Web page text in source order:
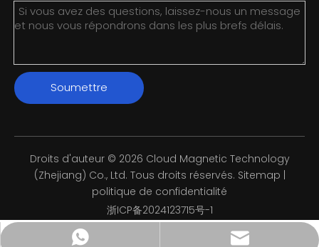
Soumettre
Droits d'auteur © 2026 Cloud Magnetic Technology
(Zhejiang) Co., Ltd. Tous droits réservés. Sitemap |
politique de confidentialité
浙ICP备2024123715号-1